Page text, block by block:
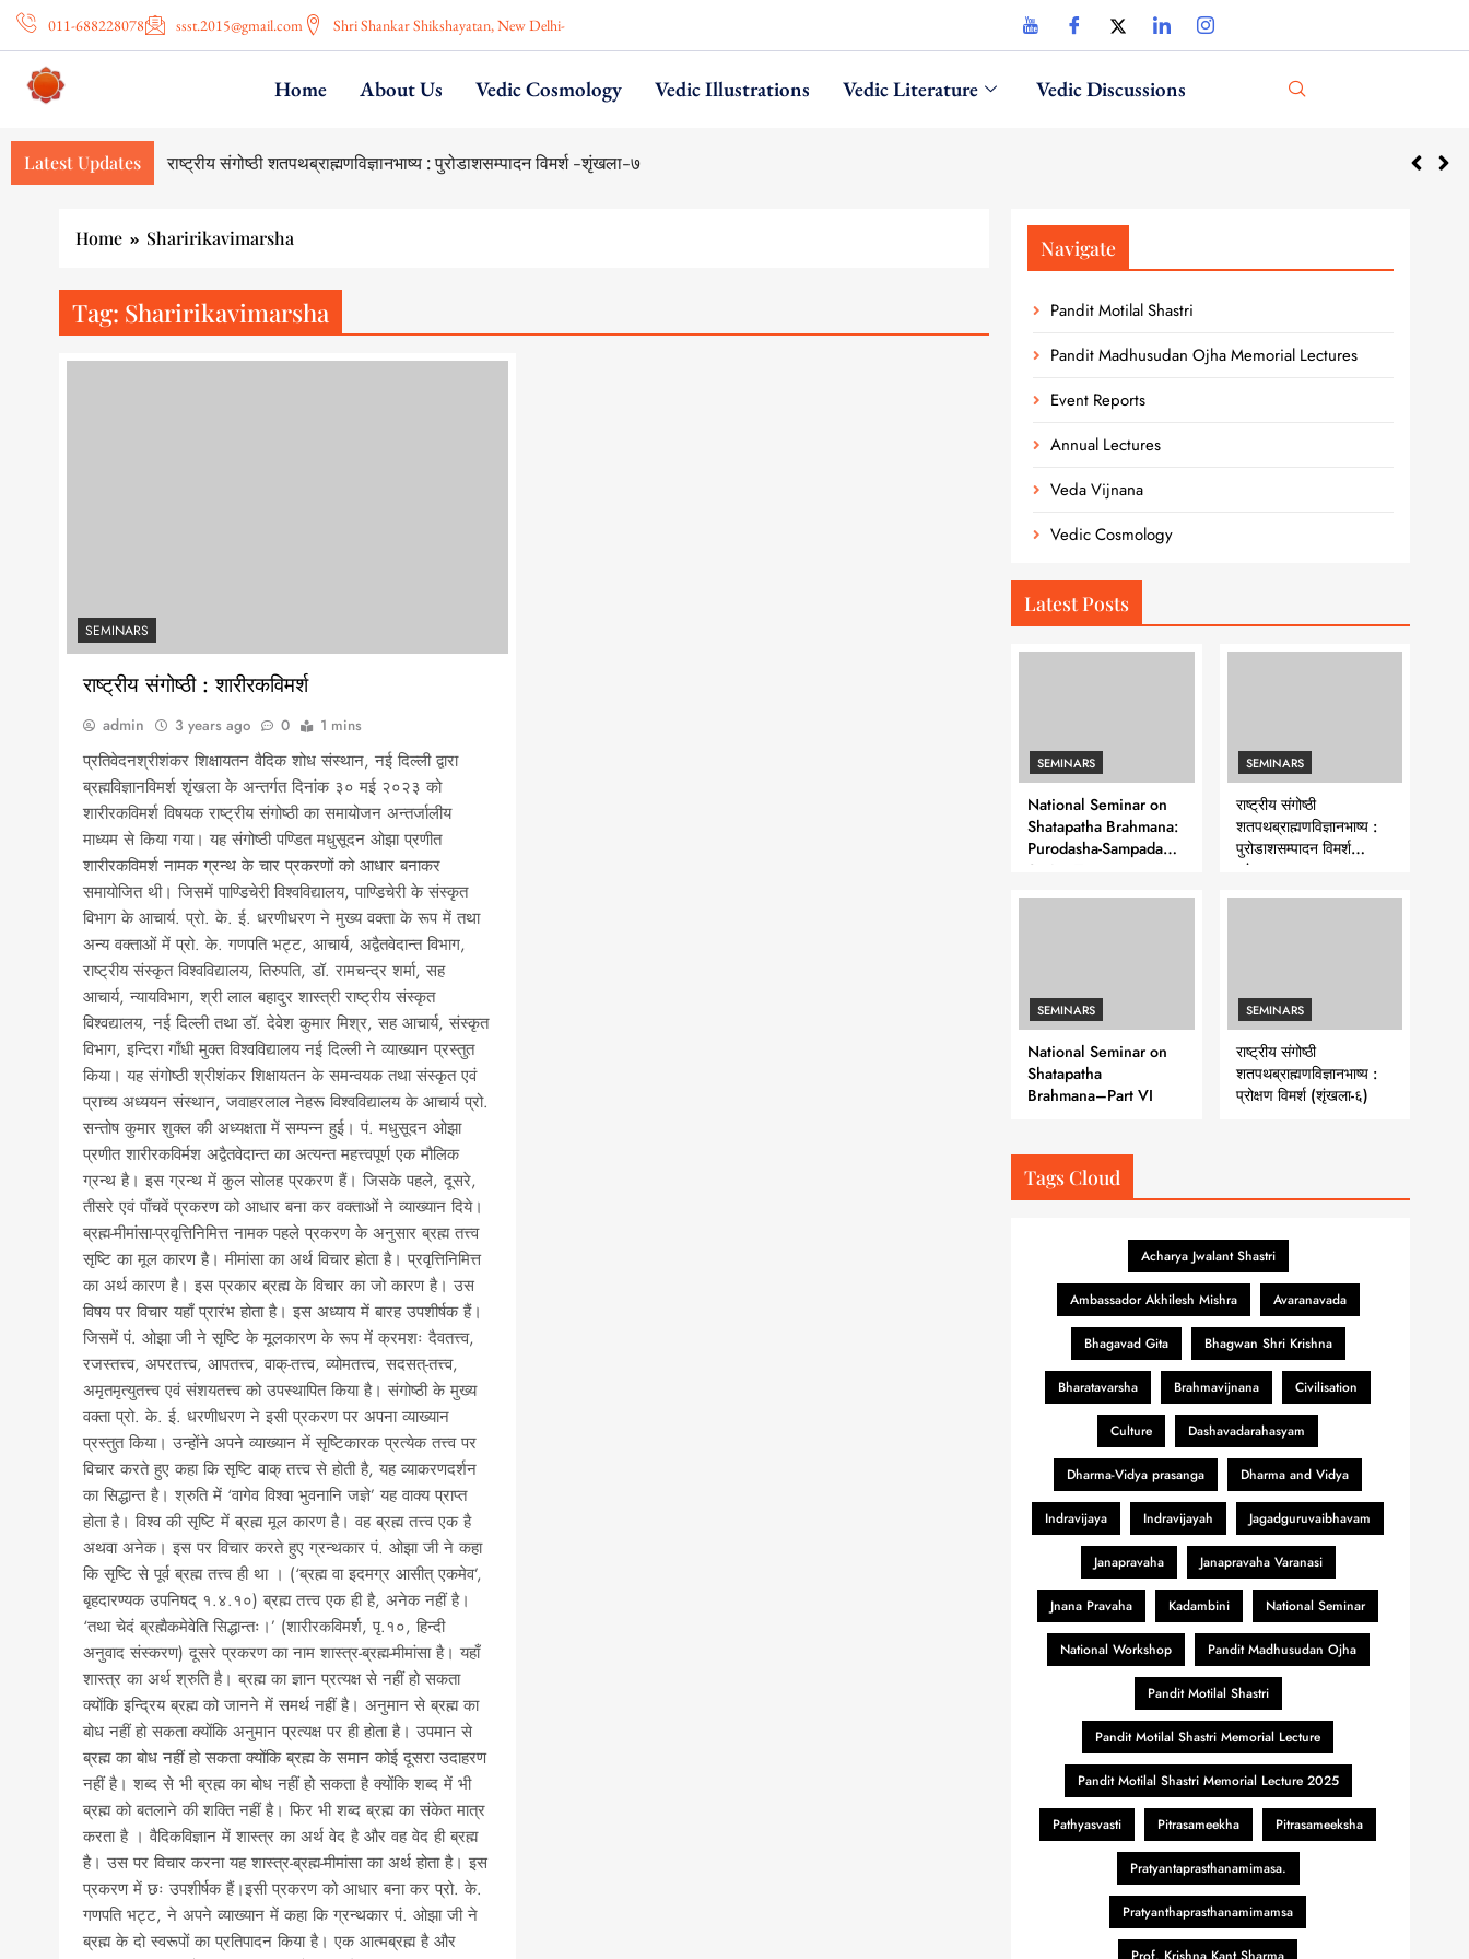
011-688228078 ssst.2015@gmail.com Shri Shankar Shikshayatan, New Delhi-
Home About Us Vedic Cosmology Vedic Illustrations Vedic Literature Vedic Discussions
Latest Updates National Seminar on Shatapatha Brahmana–Part VI
Home Sharirikavimarsha
Tag: Sharirikavimarsha
SEMINARS
राष्ट्रीय संगोष्ठी : शारीरकविमर्श
admin 3 years ago 0 1 mins
प्रतिवेदनश्रीशंकर शिक्षायतन वैदिक शोध संस्थान, नई दिल्ली द्वारा
ब्रह्मविज्ञानविमर्श शृंखला के अन्तर्गत दिनांक ३० मई २०२३ को
शारीरकविमर्श विषयक राष्ट्रीय संगोष्ठी का समायोजन अन्तर्जालीय
माध्यम से किया गया। यह संगोष्ठी पण्डित मधुसूदन ओझा प्रणीत
शारीरकविमर्श नामक ग्रन्थ के चार प्रकरणों को आधार बनाकर
समायोजित थी। जिसमें पाण्डिचेरी विश्वविद्यालय, पाण्डिचेरी के संस्कृत
विभाग के आचार्य. प्रो. के. ई. धरणीधरण ने मुख्य वक्ता के रूप में तथा
अन्य वक्ताओं में प्रो. के. गणपति भट्ट, आचार्य, अद्वैतवेदान्त विभाग,
राष्ट्रीय संस्कृत विश्वविद्यालय, तिरुपति, डॉ. रामचन्द्र शर्मा, सह
आचार्य, न्यायविभाग, श्री लाल बहादुर शास्त्री राष्ट्रीय संस्कृत
विश्वद्यालय, नई दिल्ली तथा डॉ. देवेश कुमार मिश्र, सह आचार्य, संस्कृत
विभाग, इन्दिरा गाँधी मुक्त विश्वविद्यालय नई दिल्ली ने व्याख्यान प्रस्तुत
किया। यह संगोष्ठी श्रीशंकर शिक्षायतन के समन्वयक तथा संस्कृत एवं
प्राच्य अध्ययन संस्थान, जवाहरलाल नेहरू विश्वविद्यालय के आचार्य प्रो.
सन्तोष कुमार शुक्ल की अध्यक्षता में सम्पन्न हुई। पं. मधुसूदन ओझा
प्रणीत शारीरकविर्मश अद्वैतवेदान्त का अत्यन्त महत्त्वपूर्ण एक मौलिक
ग्रन्थ है। इस ग्रन्थ में कुल सोलह प्रकरण हैं। जिसके पहले, दूसरे,
तीसरे एवं पाँचवें प्रकरण को आधार बना कर वक्ताओं ने व्याख्यान दिये।
ब्रह्म-मीमांसा-प्रवृत्तिनिमित्त नामक पहले प्रकरण के अनुसार ब्रह्म तत्त्व
सृष्टि का मूल कारण है। मीमांसा का अर्थ विचार होता है। प्रवृत्तिनिमित्त
का अर्थ कारण है। इस प्रकार ब्रह्म के विचार का जो कारण है। उस
विषय पर विचार यहाँ प्रारंभ होता है। इस अध्याय में बारह उपशीर्षक हैं।
जिसमें पं. ओझा जी ने सृष्टि के मूलकारण के रूप में क्रमशः दैवतत्त्व,
रजस्तत्त्व, अपरतत्त्व, आपतत्त्व, वाक्-तत्त्व, व्योमतत्त्व, सदसत्-तत्त्व,
अमृतमृत्युतत्त्व एवं संशयतत्त्व को उपस्थापित किया है। संगोष्ठी के मुख्य
वक्ता प्रो. के. ई. धरणीधरण ने इसी प्रकरण पर अपना व्याख्यान
प्रस्तुत किया। उन्होंने अपने व्याख्यान में सृष्टिकारक प्रत्येक तत्त्व पर
विचार करते हुए कहा कि सृष्टि वाक् तत्त्व से होती है, यह व्याकरणदर्शन
का सिद्धान्त है। श्रुति में ‘वागेव विश्वा भुवनानि जज्ञे’ यह वाक्य प्राप्त
होता है। विश्व की सृष्टि में ब्रह्म मूल कारण है। वह ब्रह्म तत्त्व एक है
अथवा अनेक। इस पर विचार करते हुए ग्रन्थकार पं. ओझा जी ने कहा
कि सृष्टि से पूर्व ब्रह्म तत्त्व ही था । (‘ब्रह्म वा इदमग्र आसीत् एकमेव’,
बृहदारण्यक उपनिषद् १.४.१०) ब्रह्म तत्त्व एक ही है, अनेक नहीं है।
‘तथा चेदं ब्रह्मैकमेवेति सिद्धान्तः।’ (शारीरकविमर्श, पृ.१०, हिन्दी
अनुवाद संस्करण) दूसरे प्रकरण का नाम शास्त्र-ब्रह्म-मीमांसा है। यहाँ
शास्त्र का अर्थ श्रुति है। ब्रह्म का ज्ञान प्रत्यक्ष से नहीं हो सकता
क्योंकि इन्द्रिय ब्रह्म को जानने में समर्थ नहीं है। अनुमान से ब्रह्म का
बोध नहीं हो सकता क्योंकि अनुमान प्रत्यक्ष पर ही होता है। उपमान से
ब्रह्म का बोध नहीं हो सकता क्योंकि ब्रह्म के समान कोई दूसरा उदाहरण
नहीं है। शब्द से भी ब्रह्म का बोध नहीं हो सकता है क्योंकि शब्द में भी
ब्रह्म को बतलाने की शक्ति नहीं है। फिर भी शब्द ब्रह्म का संकेत मात्र
करता है । वैदिकविज्ञान में शास्त्र का अर्थ वेद है और वह वेद ही ब्रह्म
है। उस पर विचार करना यह शास्त्र-ब्रह्म-मीमांसा का अर्थ होता है। इस
प्रकरण में छः उपशीर्षक हैं।इसी प्रकरण को आधार बना कर प्रो. के.
गणपति भट्ट, ने अपने व्याख्यान में कहा कि ग्रन्थकार पं. ओझा जी ने
ब्रह्म के दो स्वरूपों का प्रतिपादन किया है। एक आत्मब्रह्म है और
Navigate
Pandit Motilal Shastri
Pandit Madhusudan Ojha Memorial Lectures
Event Reports
Annual Lectures
Veda Vijnana
Vedic Cosmology
Latest Posts
SEMINARS
National Seminar on
Shatapatha Brahmana:
Purodasha-Sampadana-
Series 7
SEMINARS
राष्ट्रीय संगोष्ठी
शतपथब्राह्मणविज्ञानभाष्य :
पुरोडाशसम्पादन विमर्श
-शृंखला-७
SEMINARS
National Seminar on
Shatapatha
Brahmana–Part VI
SEMINARS
राष्ट्रीय संगोष्ठी
शतपथब्राह्मणविज्ञानभाष्य :
प्रोक्षण विमर्श (शृंखला-६)
Tags Cloud
Acharya Jwalant Shastri
Ambassador Akhilesh Mishra Avaranavada
Bhagavad Gita Bhagwan Shri Krishna
Bharatavarsha Brahmavijnana Civilisation
Culture Dashavadarahasyam
Dharma-Vidya prasanga Dharma and Vidya
Indravijaya Indravijayah Jagadguruvaibhavam
Janapravaha Janapravaha Varanasi
Jnana Pravaha Kadambini National Seminar
National Workshop Pandit Madhusudan Ojha
Pandit Motilal Shastri
Pandit Motilal Shastri Memorial Lecture
Pandit Motilal Shastri Memorial Lecture 2025
Pathyasvasti Pitrasameekha Pitrasameeksha
Pratyantaprasthanamimasa.
Pratyanthaprasthanamimamsa